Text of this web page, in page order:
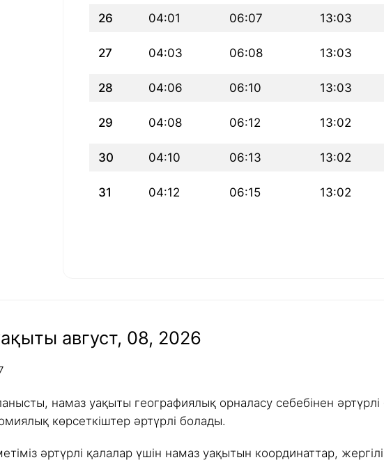
26 04:01 06:07 13:03
27 04:03 06:08 13:03
28 04:06 06:10 13:03
29 04:08 06:12 13:02
30 04:10 06:13 13:02
31 04:12 06:15 13:02
август, 08, 2026
намаз уақыты географиялық орналасу себебінен
көрсеткіштер әртүрлі болады.
әртүрлі қалалар үшін намаз уақытын координаттар,